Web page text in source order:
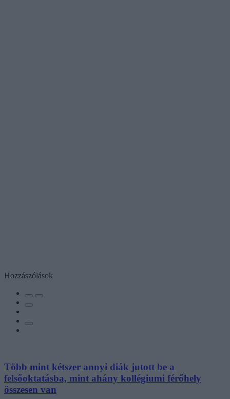
Hozzászólások
Több mint kétszer annyi diák jutott be a
felsőoktatásba, mint ahány kollégiumi férőhely
összesen van